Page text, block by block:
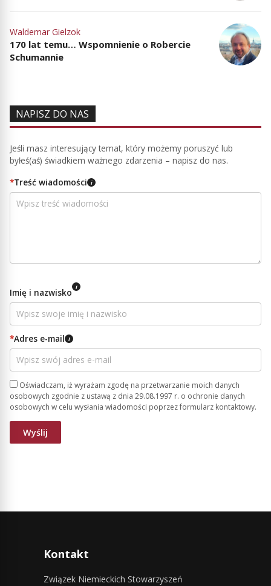
Waldemar Gielzok
170 lat temu… Wspomnienie o Robercie
Schumannie
NAPISZ DO NAS
Jeśli masz interesujący temat, który możemy poruszyć lub
byłeś(aś) świadkiem ważnego zdarzenia – napisz do nas.
*Treść wiadomości i
Imię i nazwisko i
*Adres e-mail i
Oświadczam, iż wyrażam zgodę na przetwarzanie moich danych
osobowych zgodnie z ustawą z dnia 29.08.1997 r. o ochronie danych
osobowych w celu wysłania wiadomości poprzez formularz kontaktowy.
Kontakt
Związek Niemieckich Stowarzyszeń